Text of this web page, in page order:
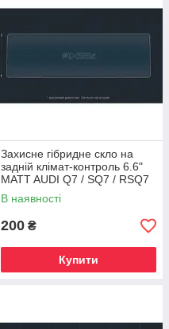
Захисне гібридне скло на
задній клімат-контроль 6.6"
MATT AUDI Q7 / SQ7 / RSQ7
2019 - 2024
В наявності
200 ₴
Купити